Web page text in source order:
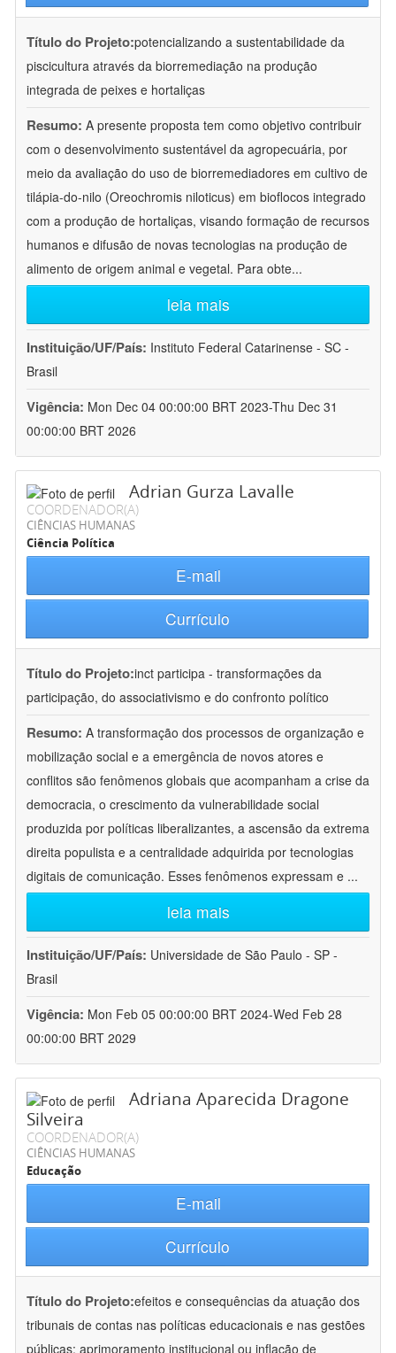
Título do Projeto:potencializando a sustentabilidade da
piscicultura através da biorremediação na produção
integrada de peixes e hortaliças
Resumo: A presente proposta tem como objetivo contribuir
com o desenvolvimento sustentável da agropecuária, por
meio da avaliação do uso de biorremediadores em cultivo de
tilápia-do-nilo (Oreochromis niloticus) em bioflocos integrado
com a produção de hortaliças, visando formação de recursos
humanos e difusão de novas tecnologias na produção de
alimento de origem animal e vegetal. Para obte...
leia mais
Instituição/UF/País: Instituto Federal Catarinense - SC -
Brasil
Vigência: Mon Dec 04 00:00:00 BRT 2023-Thu Dec 31
00:00:00 BRT 2026
Adrian Gurza Lavalle
COORDENADOR(A)
CIÊNCIAS HUMANAS
Ciência Política
E-mail
Currículo
Título do Projeto:inct participa - transformações da
participação, do associativismo e do confronto político
Resumo: A transformação dos processos de organização e
mobilização social e a emergência de novos atores e
conflitos são fenômenos globais que acompanham a crise da
democracia, o crescimento da vulnerabilidade social
produzida por políticas liberalizantes, a ascensão da extrema
direita populista e a centralidade adquirida por tecnologias
digitais de comunicação. Esses fenômenos expressam e ...
leia mais
Instituição/UF/País: Universidade de São Paulo - SP -
Brasil
Vigência: Mon Feb 05 00:00:00 BRT 2024-Wed Feb 28
00:00:00 BRT 2029
Adriana Aparecida Dragone
Silveira
COORDENADOR(A)
CIÊNCIAS HUMANAS
Educação
E-mail
Currículo
Título do Projeto:efeitos e consequências da atuação dos
tribunais de contas nas políticas educacionais e nas gestões
públicas: aprimoramento institucional ou inflação de